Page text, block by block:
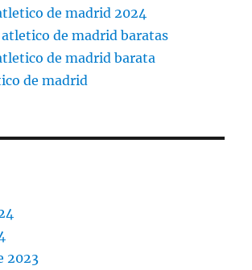
de madrid 2024
de madrid baratas
de madrid barata
de madrid
2023